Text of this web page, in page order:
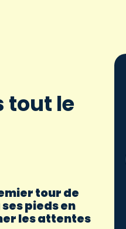
tout le
tour de
pieds en
les attentes